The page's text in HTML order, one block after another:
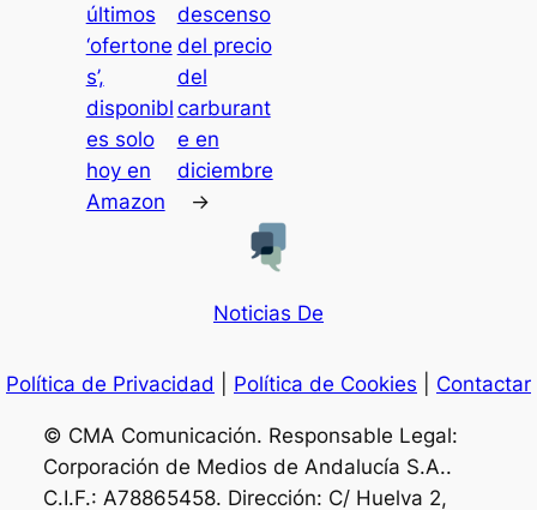
últimos
‘ofertone
s’,
disponibl
es solo
hoy en
Amazon
descenso
del precio
del
carburant
e en
diciembre
→
Noticias De
Política de Privacidad Política de Cookies Contactar
© CMA Comunicación. Responsable Legal:
Corporación de Medios de Andalucía S.A..
C.I.F.: A78865458. Dirección: C/ Huelva 2,